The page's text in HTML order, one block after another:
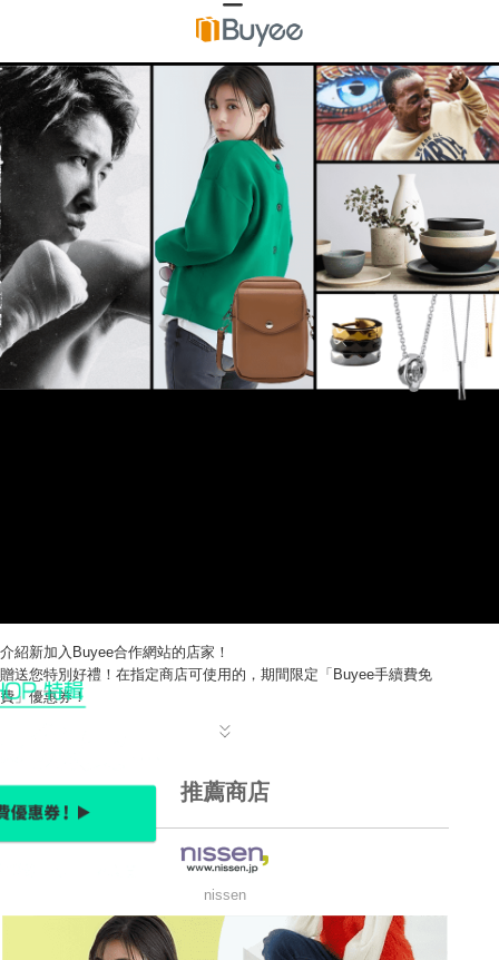
介紹新加入Buyee合作網站的店家！
贈送您特別好禮！在指定商店可使用的，期間限定「Buyee手續費免
費」優惠券！
推薦商店
nissen